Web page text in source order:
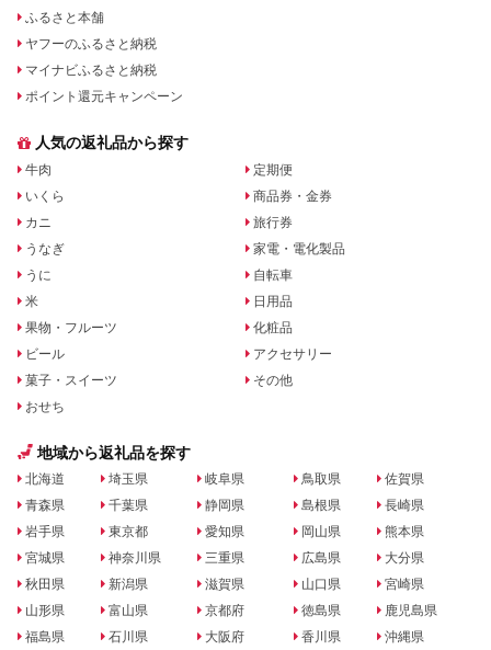
ふるさと本舗
ヤフーのふるさと納税
マイナビふるさと納税
ポイント還元キャンペーン
人気の返礼品から探す
牛肉
いくら
カニ
うなぎ
うに
米
果物・フルーツ
ビール
菓子・スイーツ
おせち
定期便
商品券・金券
旅行券
家電・電化製品
自転車
日用品
化粧品
アクセサリー
その他
地域から返礼品を探す
北海道
青森県
岩手県
宮城県
秋田県
山形県
福島県
埼玉県
千葉県
東京都
神奈川県
新潟県
富山県
石川県
岐阜県
静岡県
愛知県
三重県
滋賀県
京都府
大阪府
鳥取県
島根県
岡山県
広島県
山口県
徳島県
香川県
佐賀県
長崎県
熊本県
大分県
宮崎県
鹿児島県
沖縄県